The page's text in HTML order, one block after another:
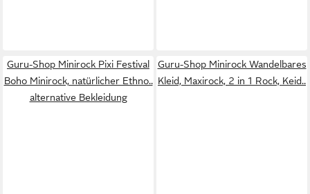
Guru-Shop Minirock Pixi Festival
Boho Minirock, natürlicher Ethno..
alternative Bekleidung
Guru-Shop Minirock Wandelbares
Kleid, Maxirock, 2 in 1 Rock, Keid..